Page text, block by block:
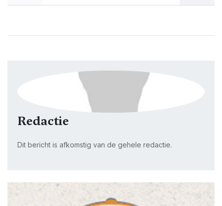
Redactie
Dit bericht is afkomstig van de gehele redactie.